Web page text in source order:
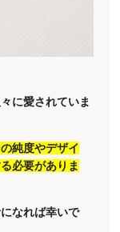
に愛されていま
純度やデザイ
必要がありま
なれば幸いで